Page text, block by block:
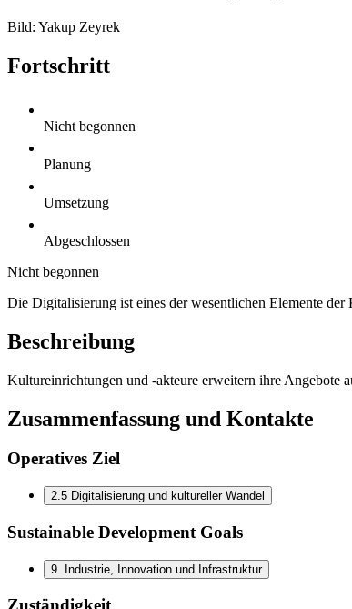
Bild: Yakup Zeyrek
Fortschritt
Nicht begonnen
Planung
Umsetzung
Abgeschlossen
Nicht begonnen
Die Digitalisierung ist eines der wesentlichen Elemente
Beschreibung
Kultureinrichtungen und -akteure erweitern ihre Angebote
Zusammenfassung und Kontakte
Operatives Ziel
2.5 Digitalisierung und kultureller Wandel
Sustainable Development Goals
9 Industrie, Innovation und Infrastruktur
Zuständigkeit